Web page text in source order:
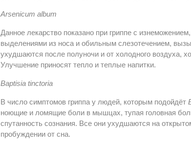
Arsenicum album
Данное лекарство показано при гриппе с
выделениями из носа и обильным слезотечением,
ухудшаются после полуночи и от холодного воздуха,
Улучшение приносят тепло и теплые напитки.
Baptisia tinctoria
В число симптомов гриппа у людей, которым подойдёт
ноющие и ломящие боли в мышцах, тупая головная
спутанность сознания. Все они ухудшаются на
пробуждении от сна.